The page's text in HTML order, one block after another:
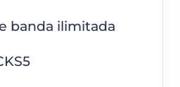
banda ilimitada